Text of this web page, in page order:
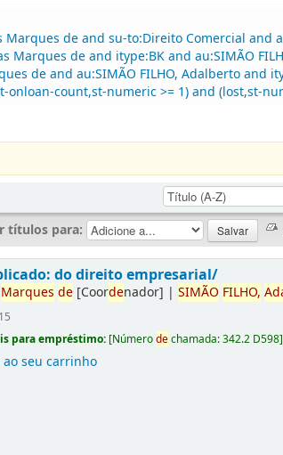
de and su-to:Direito Comercial and
Marques de and itype:BK and au:SIMÃO
de and au:SIMÃO FILHO, Adalberto and
count,st-numeric >= 1) and (lost,st-
títulos para:
do direito empresarial/
Marques de [Coordenador] |SIMÃO FILHO,
para empréstimo: [Númerodechamada:342.2 D598
seu carrinho